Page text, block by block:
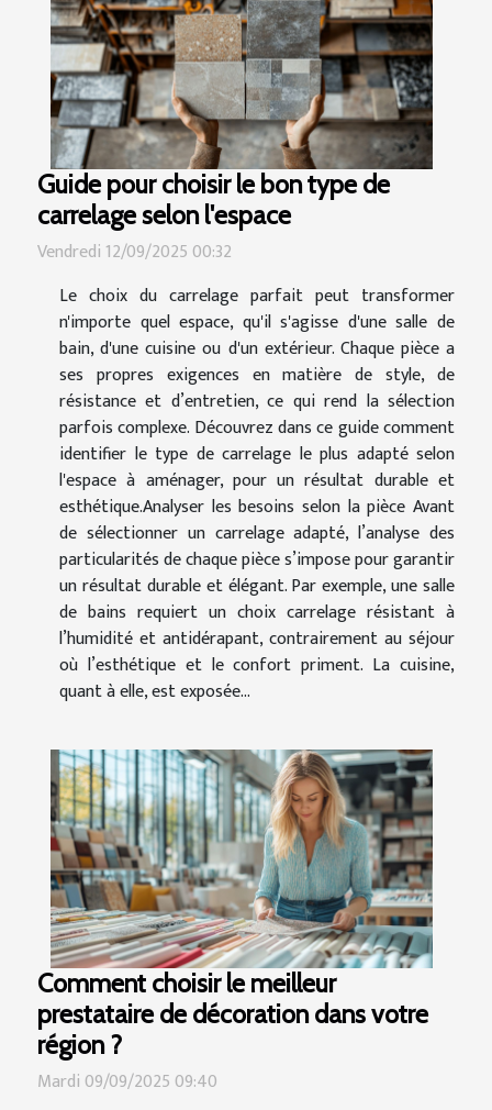
Guide pour choisir le bon type de
carrelage selon l'espace
Vendredi 12/09/2025 00:32
Le choix du carrelage parfait peut transformer
n'importe quel espace, qu'il s'agisse d'une salle de
bain, d'une cuisine ou d'un extérieur. Chaque pièce a
ses propres exigences en matière de style, de
résistance et d’entretien, ce qui rend la sélection
parfois complexe. Découvrez dans ce guide comment
identifier le type de carrelage le plus adapté selon
l'espace à aménager, pour un résultat durable et
esthétique.Analyser les besoins selon la pièce Avant
de sélectionner un carrelage adapté, l’analyse des
particularités de chaque pièce s’impose pour garantir
un résultat durable et élégant. Par exemple, une salle
de bains requiert un choix carrelage résistant à
l’humidité et antidérapant, contrairement au séjour
où l’esthétique et le confort priment. La cuisine,
quant à elle, est exposée...
Comment choisir le meilleur
prestataire de décoration dans votre
région ?
Mardi 09/09/2025 09:40